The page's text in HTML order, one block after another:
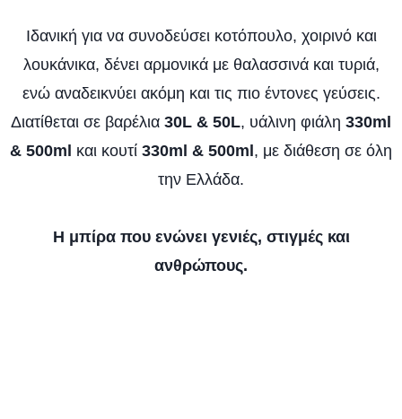
Ιδανική για να συνοδεύσει κοτόπουλο, χοιρινό και
λουκάνικα, δένει αρμονικά με θαλασσινά και τυριά,
ενώ αναδεικνύει ακόμη και τις πιο έντονες γεύσεις.
Διατίθεται σε βαρέλια 30L & 50L, υάλινη φιάλη 330ml
& 500ml και κουτί 330ml & 500ml , με διάθεση σε όλη
την Ελλάδα.
Η μπίρα που ενώνει γενιές, στιγμές και
ανθρώπους.